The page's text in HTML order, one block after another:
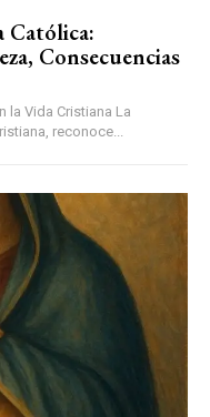
Católica:
Consecuencias
Vida Cristiana La
reconoce...